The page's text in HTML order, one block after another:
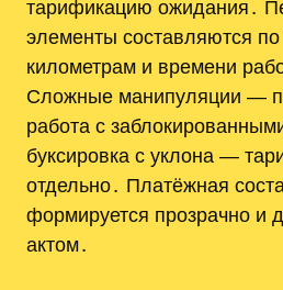
тарификацию ожидания․
элементы составляются
километрам и времени
Сложные манипуляции —
работа с
буксировка с уклона —
отдельно․ Платёжная
формируется прозрачно и
актом․